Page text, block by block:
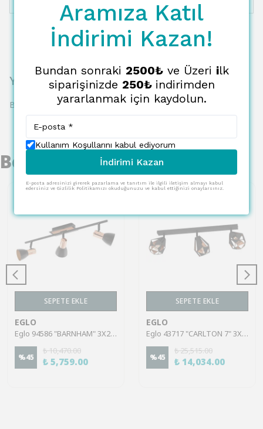
647.67 TL
Yorumlar
Bu ürün için henüz yorum yapılmamış.
Benzer Ürünler
SEPETE EKLE
EGLO
Eglo 94586 "BARNHAM" 3X2,8W Çelik Siyah, Bakır Sıva Üstü Spot
%45
₺ 10,470.00
₺ 5,759.00
SEPETE EKLE
EGLO
Eglo 43717 "CARLTON 7" 3X40W Çelik Siyah, Antika Bakır Rengi Sıva Üstü Spot
%45
₺ 25,515.00
₺ 14,034.00
Aramıza Katıl
İndirimi Kazan!
Bundan sonraki 2500₺ve Üzeri ilk
siparişinizde 250₺ indirimden
yararlanmak için kaydolun.
Kullanım Koşullarını kabul ediyorum
İndirimi Kazan
E-posta adresinizi girerek pazarlama ve tanıtım ile ilgili iletişim almayı kabul
edersiniz ve Gizlilik Politikamızı okuduğunuzu ve kabul ettiğinizi onaylarsınız.